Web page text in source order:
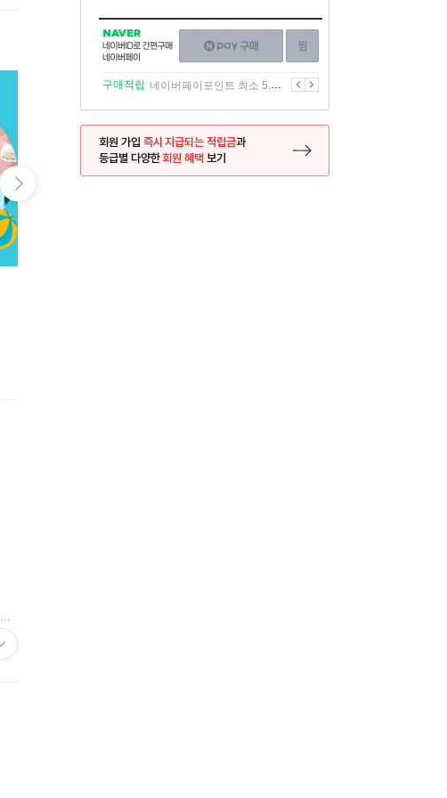
NAVER
네이버
ID로
간편구매
네이버페이
구매하기
이전
구매적립 네이버페이포인트 최소 5.5% 적립 다음
회원 가입 즉시 지급되는 적립금과
등급별 다양한회원 혜택 보기